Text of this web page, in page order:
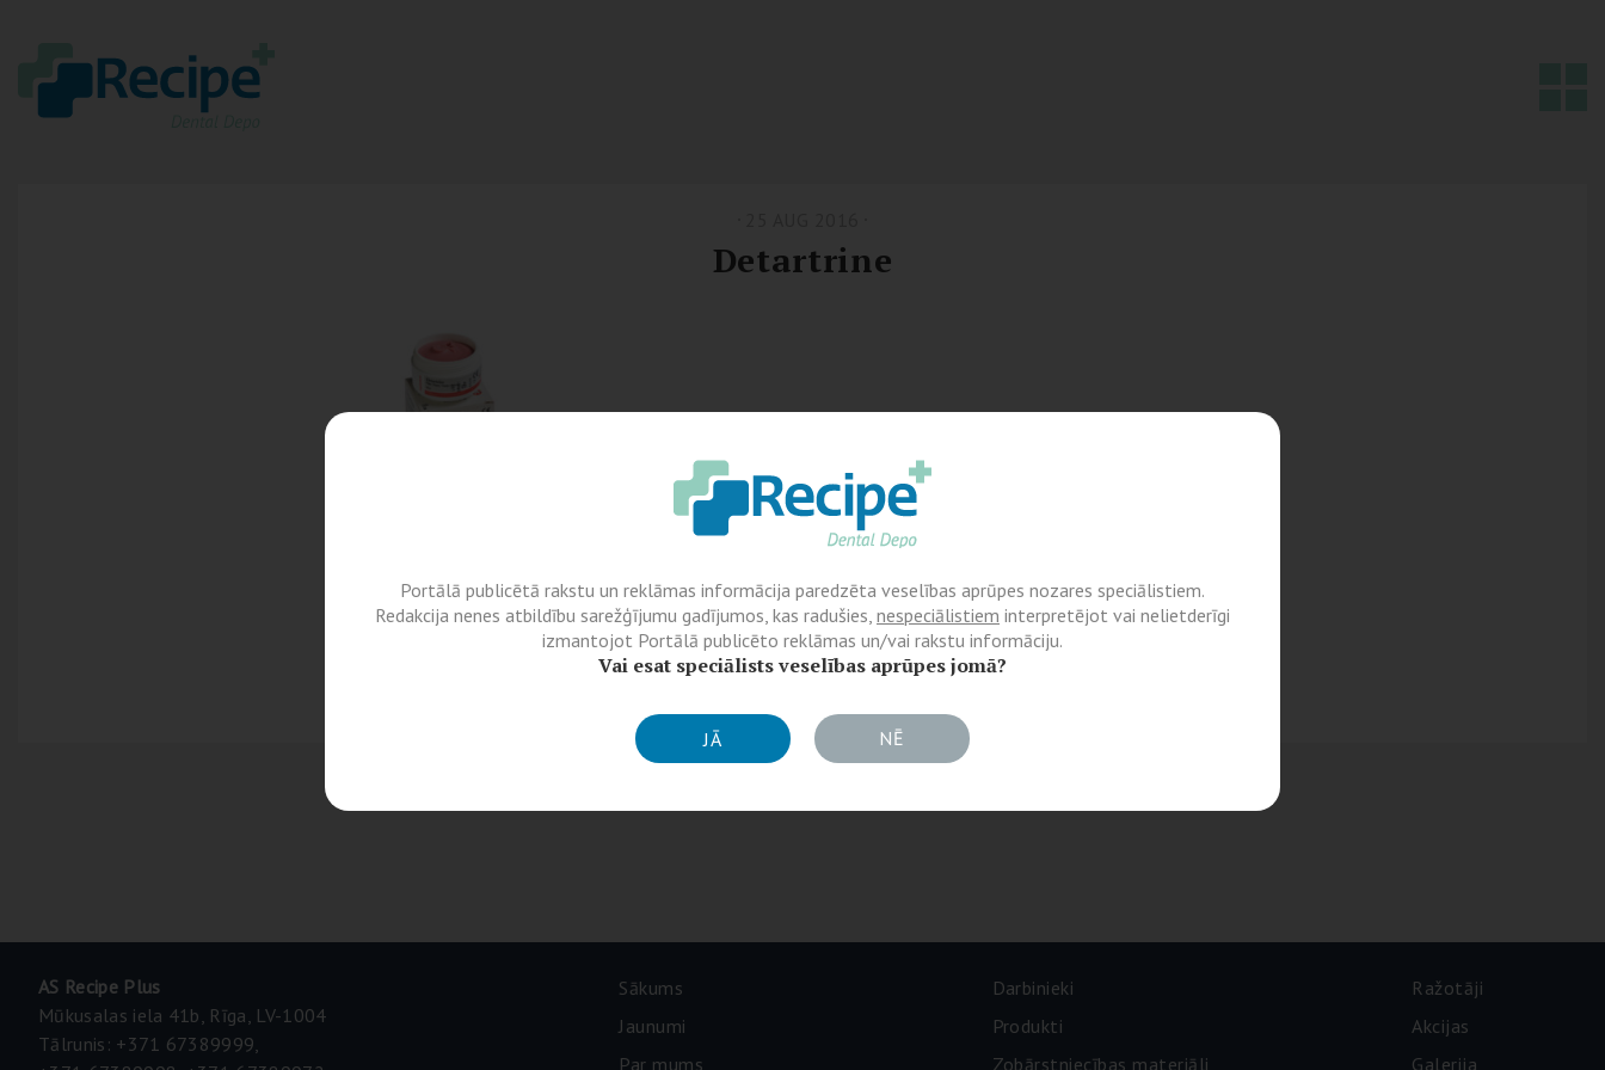
Portālā publicētā rakstu un reklāmas informācija paredzēta veselības aprūpes nozares speciālistiem.
Redakcija nenes atbildību sarežģījumu gadījumos, kas radušies, nespeciālistiem interpretējot vai nelietderīgi
izmantojot Portālā publicēto reklāmas un/vai rakstu informāciju.
Vai esat speciālists veselības aprūpes jomā?
JĀ NĒ
Detartrine
AS Recipe Plus
Mūkusalas iela 41b, Rīga, LV-1004
Tālrunis: +371 67389999,
Sākums
Jaunumi
Par mums
Darbinieki
Produkti
Zobārstniecības materiāli
Ražotāji
Akcijas
Galerija